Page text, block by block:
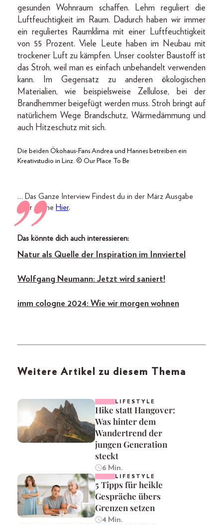
gesunden Wohnraum schaffen. Lehm reguliert die
Luftfeuchtigkeit im Raum. Dadurch haben wir immer
ein reguliertes Raumklima mit einer Luftfeuchtigkeit
von 55 Prozent. Viele Leute haben im Neubau mit
trockener Luft zu kämpfen. Unser coolster Baustoff ist
das Stroh, weil man es einfach unbehandelt verwenden
kann. Im Gegensatz zu anderen ökologischen
Materialien, wie beispielsweise Zellulose, bei der
Brandhemmer beigefügt werden muss. Stroh bringt auf
natürlichem Wege Brandschutz, Wärmedämmung und
auch Hitzeschutz mit sich.
Die beiden Ökohaus-Fans Andrea und Hannes betreiben ein
Kreativstudio in Linz. © Our Place To Be
… Das Ganze Interview Findest du in der März Ausgabe
oder online Hier.
Das könnte dich auch interessieren:
Natur als Quelle der Inspiration im Innviertel
Wolfgang Neumann: Jetzt wird saniert!
imm cologne 2024: Wie wir morgen wohnen
Weitere Artikel zu diesem Thema
LIFESTYLE
Hike statt Hangover:
Was hinter dem
Wandertrend der
jungen Generation
steckt
6 Min.
LIFESTYLE
5 Tipps für heikle
Gespräche übers
Grenzen setzen
4 Min.